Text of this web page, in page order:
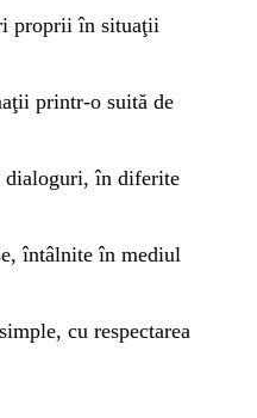
proprii în situaţii
printr-o suită de
dialoguri, în diferite
întâlnite în mediul
cu respectarea